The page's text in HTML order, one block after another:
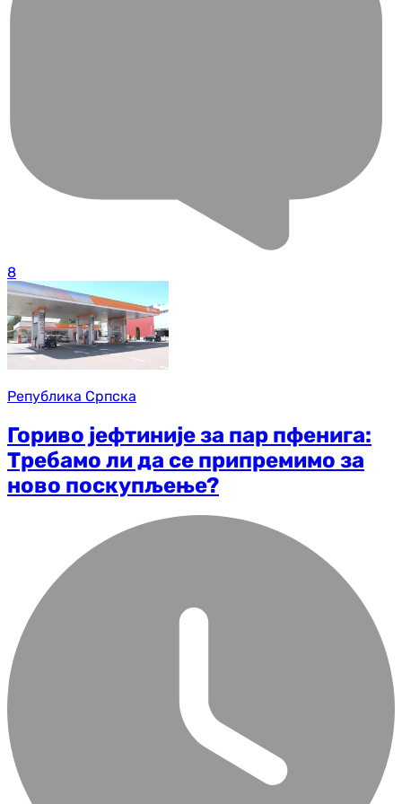
8
Република Српска
Гориво јефтиније за пар пфенига:
Требамо ли да се припремимо за
ново поскупљење?